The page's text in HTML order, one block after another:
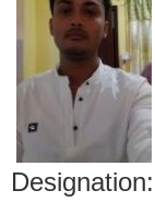
Designation: